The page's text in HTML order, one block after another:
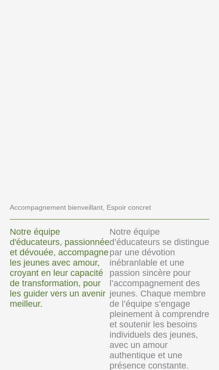
Accompagnement bienveillant, Espoir concret
Notre équipe
d'éducateurs, passionnée
et dévouée, accompagne
les jeunes avec amour,
croyant en leur capacité
de transformation, pour
les guider vers un avenir
meilleur.
Notre équipe
d’éducateurs se distingue
par une dévotion
inébranlable et une
passion sincère pour
l’accompagnement des
jeunes. Chaque membre
de l’équipe s’engage
pleinement à comprendre
et soutenir les besoins
individuels des jeunes,
avec un amour
authentique et une
présence constante.